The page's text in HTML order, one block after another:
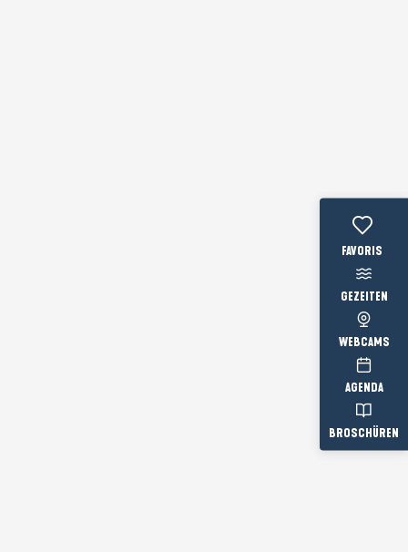
Voir les
GEZEITEN
WEBCAMS
AGENDA
BROSCHÜREN